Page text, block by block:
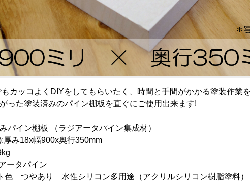
もカッコよくDIYをしてもらいたく、時間と手間がかかる塗装作業
った塗装済みのパイン棚板を直ぐにご使用出来ます!
パイン棚板 （ラジアータパイン集成材）
厚み18x幅900x奥行350mm
ータパイン
色 つやあり 水性シリコン多用途（アクリルシリコン樹脂塗料）